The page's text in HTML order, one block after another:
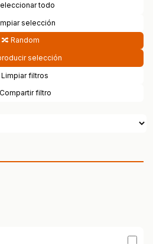
todo
selección
🔀 Random
selección
filtros
filtro